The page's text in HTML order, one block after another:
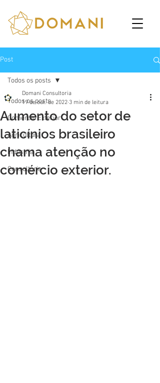
Post
Todos os posts
Comércio Exterior
Agricultura
Indústria
Consultoria
Todos os posts
Aumento do setor de
laticínios brasileiro
chama atenção no
comércio exterior.
Domani Consultoria
19 de out. de 2022 3 min de leitura